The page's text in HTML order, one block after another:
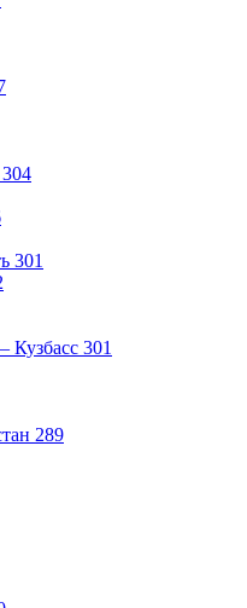
304
301
Кузбасс 301
289